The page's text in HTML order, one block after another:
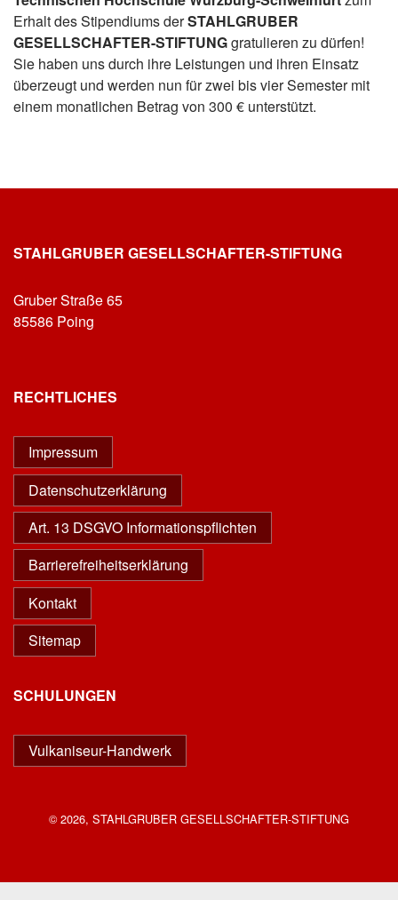
Erhalt des Stipendiums derSTAHLGRUBER
GESELLSCHAFTER-STIFTUNGgratulieren zu dürfen!
Sie haben uns durch ihre Leistungen und ihren Einsatz
überzeugt und werden nun für zwei bis vier Semester mit
einem monatlichen Betrag von 300 € unterstützt.
STAHLGRUBER GESELLSCHAFTER-STIFTUNG
Gruber Straße 65
85586 Poing
RECHTLICHES
Impressum
Datenschutzerklärung
Art. 13 DSGVO Informationspflichten
Barrierefreiheitserklärung
Kontakt
Sitemap
SCHULUNGEN
Vulkaniseur-Handwerk
© 2026, STAHLGRUBER GESELLSCHAFTER-STIFTUNG